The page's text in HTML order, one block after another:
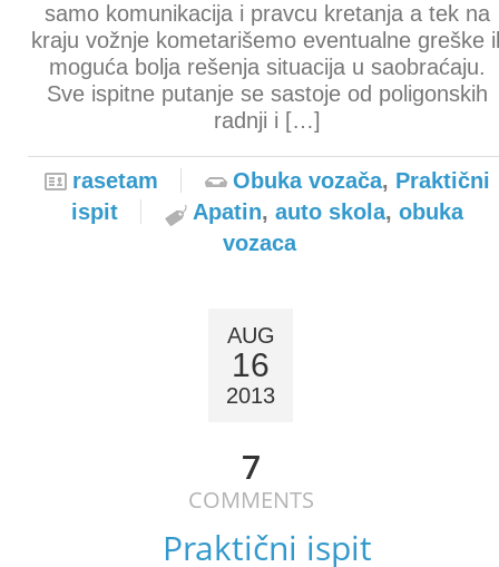
samo komunikacija i pravcu kretanja a tek na
kraju vožnje kometarišemo eventualne greške
moguća bolja rešenja situacija u saobraćaju.
Sve ispitne putanje se sastoje od poligonskih
radnji i […]
rasetam Obuka vozača, Praktični
ispit
Apatin, auto skola, obuka
vozaca
AUG
16
2013
7
COMMENTS
Praktični ispit